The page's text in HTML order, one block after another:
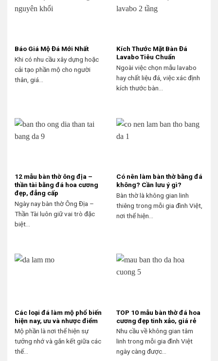
Báo Giá Mộ Đá Mới Nhất
Khi có nhu cầu xây dựng hoặc
cải tạo phần mộ cho người
thân, giá...
Kích Thước Mặt Bàn Đá
Lavabo Tiêu Chuẩn
Ngoài việc chọn mẫu lavabo
hay chất liệu đá, việc xác định
kích thước bàn...
12 mẫu bàn thờ ông địa –
thần tài bằng đá hoa cương
đẹp, đẳng cấp
Ngày nay bàn thờ Ông Địa –
Thần Tài luôn giữ vai trò đặc
biệt...
Có nên làm bàn thờ bằng đá
không? Cần lưu ý gì?
Bàn thờ là không gian linh
thiêng trong mỗi gia đình Việt,
nơi thể hiện...
Các loại đá làm mộ phổ biến
hiện nay, ưu và nhược điểm
Mộ phần là nơi thể hiện sự
tưởng nhớ và gắn kết giữa các
thế...
TOP 10 mẫu bàn thờ đá hoa
cương đẹp tinh xảo, giá rẻ
Nhu cầu về không gian tâm
linh trong mỗi gia đình Việt
ngày càng được...